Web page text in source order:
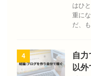
はひ
重に
だ、
4
自
以外